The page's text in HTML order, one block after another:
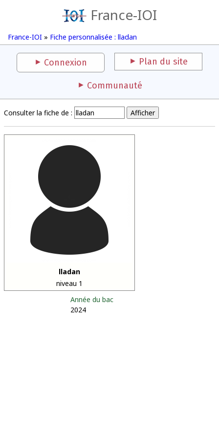
France-IOI
France-IOI » Fiche personnalisée : lladan
Connexion Plan du site
Communauté
Consulter la fiche de :
lladan
niveau 1
Année du bac
2024